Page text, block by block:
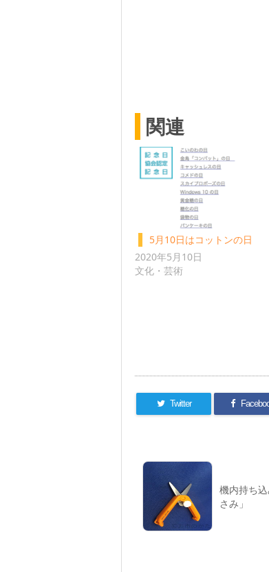
関連
5月10日はコットンの日
2020年5月10日
文化・芸術
Twitter
機内持ち
さみ」